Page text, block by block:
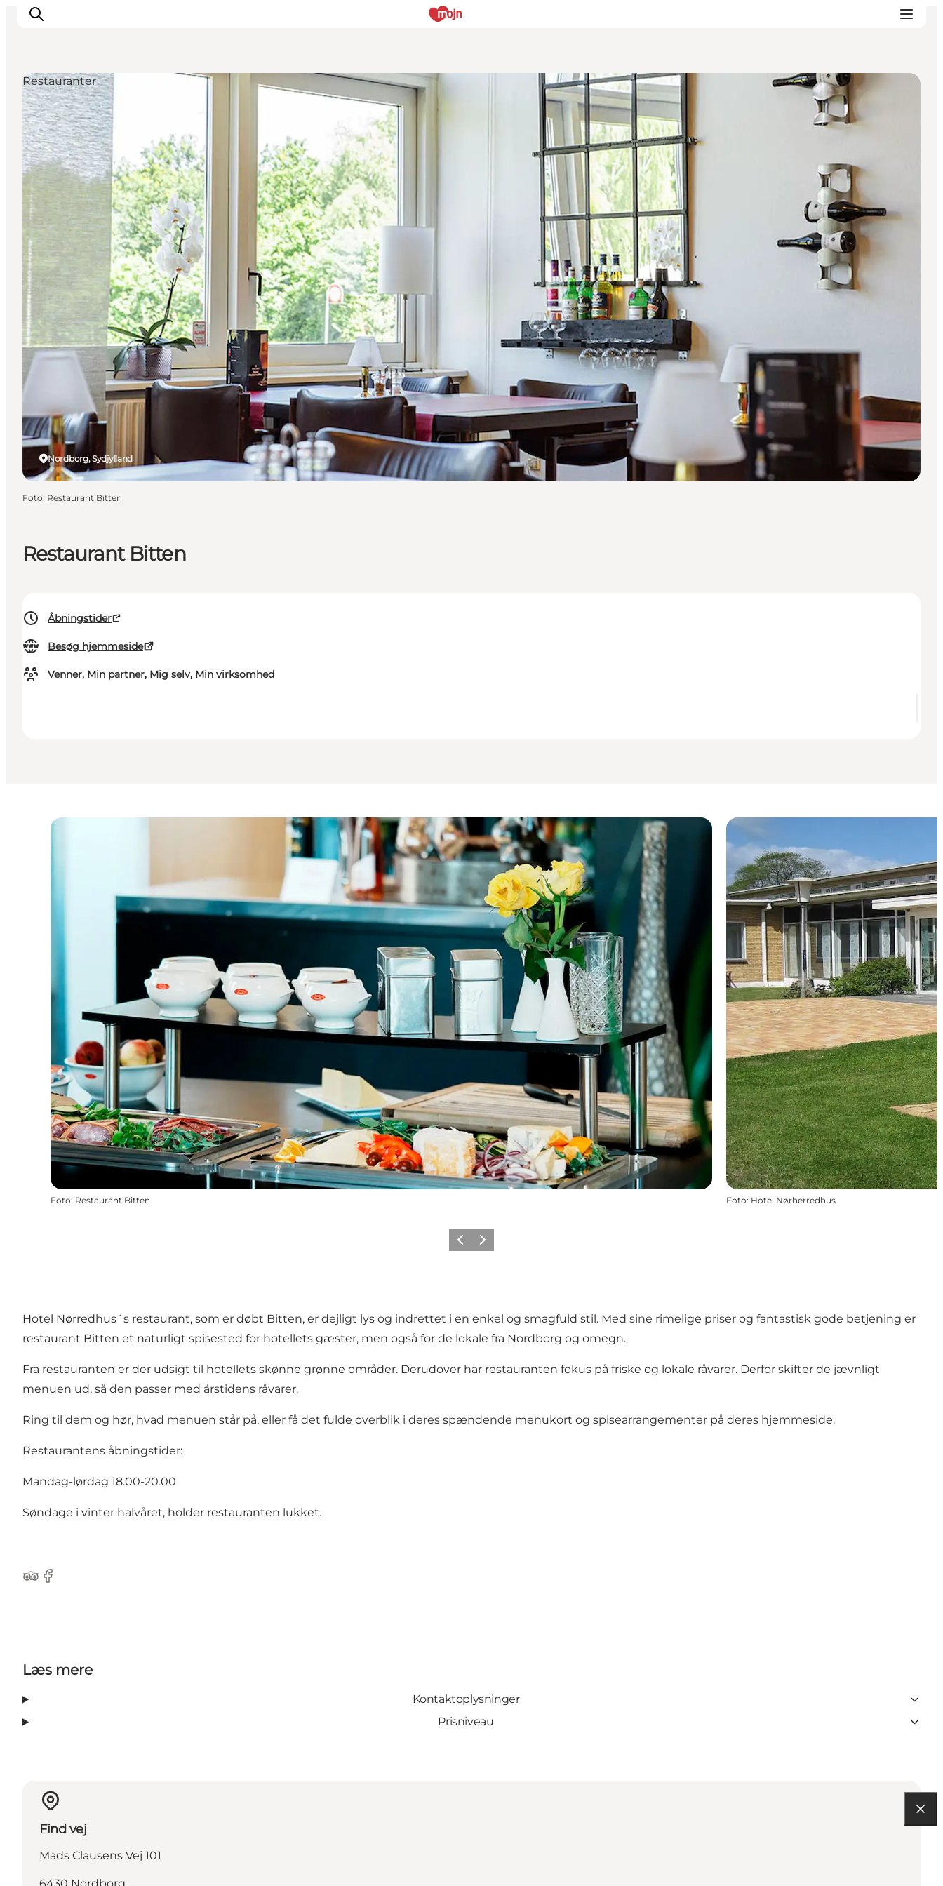
Oplevelser
Byer & Steder
Det sker
Overnatning
Planlæg din ferie
Booking
Restaurant Bitten
Åbningstider
Besøg hjemmeside
Venner, Min partner, Mig selv, Min virksomhed
Nordborg, Sydjylland
Restauranter
Foto: Restaurant Bitten
Foto: Restaurant Bitten Foto: Hotel Nørherredhus
ForrigeNæste
Hotel Nørredhus´s restaurant, som er døbt Bitten, er dejligt lys og indrettet i en enkel og smagfuld stil. Med sine rimelige priser og fantastisk gode betjening er
restaurant Bitten et naturligt spisested for hotellets gæster, men også for de lokale fra Nordborg og omegn.
Fra restauranten er der udsigt til hotellets skønne grønne områder. Derudover har restauranten fokus på friske og lokale råvarer. Derfor skifter de jævnligt
menuen ud, så den passer med årstidens råvarer.
Ring til dem og hør, hvad menuen står på, eller få det fulde overblik i deres spændende menukort og spisearrangementer på deres hjemmeside.
Restaurantens åbningstider:
Mandag-lørdag 18.00-20.00
Søndage i vinter halvåret, holder restauranten lukket.
Tripadvisor
Facebook
Læs mere
Kontaktoplysninger
Prisniveau
Find vej
Mads Clausens Vej 101